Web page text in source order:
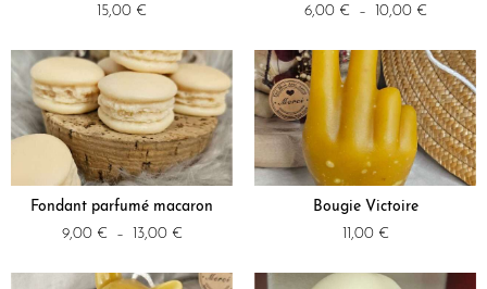
15,00 €
6,00 € – 10,00 €
Fondant parfumé macaron
9,00 € – 13,00 €
Bougie Victoire
11,00 €